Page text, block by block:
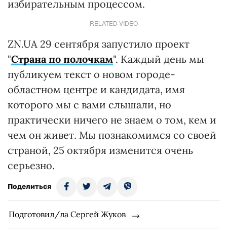
избирательным процессом.
RELATED VIDEO
ZN.UA 29 сентября запустило проект
"Страна по полочкам". Каждый день мы
публикуем текст о новом городе-
областном центре и кандидата, имя
которого мы с вами слышали, но
практически ничего не знаем о том, кем и
чем он живет. Мы познакомимся со своей
страной, 25 октября изменится очень
серьезно.
Поделиться
Подготовил/ла Сергей Жуков